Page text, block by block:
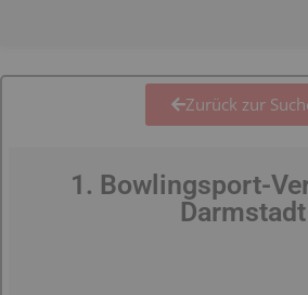
Zurück zur
1. Bowlingsport-
Darmstadt